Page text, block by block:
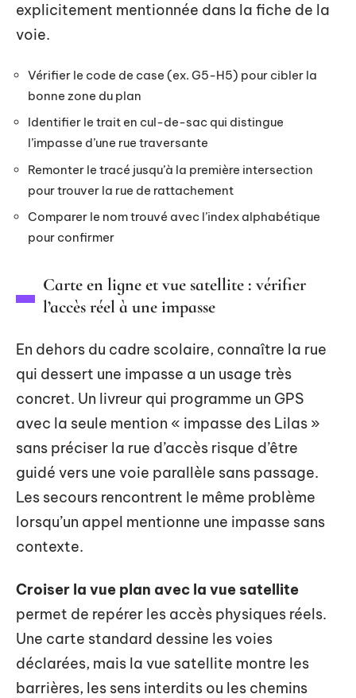
explicitement mentionnée dans la fiche de la
voie.
Vérifier le code de case (ex. G5-H5) pour cibler la
bonne zone du plan
Identifier le trait en cul-de-sac qui distingue
l’impasse d’une rue traversante
Remonter le tracé jusqu’à la première intersection
pour trouver la rue de rattachement
Comparer le nom trouvé avec l’index alphabétique
pour confirmer
Carte en ligne et vue satellite : vérifier
l’accès réel à une impasse
En dehors du cadre scolaire, connaître la rue
qui dessert une impasse a un usage très
concret. Un livreur qui programme un GPS
avec la seule mention « impasse des Lilas »
sans préciser la rue d’accès risque d’être
guidé vers une voie parallèle sans passage.
Les secours rencontrent le même problème
lorsqu’un appel mentionne une impasse sans
contexte.
Croiser la vue plan avec la vue satellite
permet de repérer les accès physiques réels.
Une carte standard dessine les voies
déclarées, mais la vue satellite montre les
barrières, les sens interdits ou les chemins